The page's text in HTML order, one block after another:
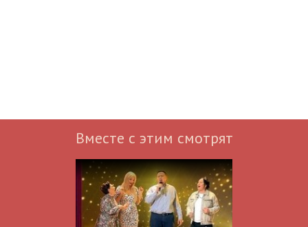
Вместе с этим смотрят